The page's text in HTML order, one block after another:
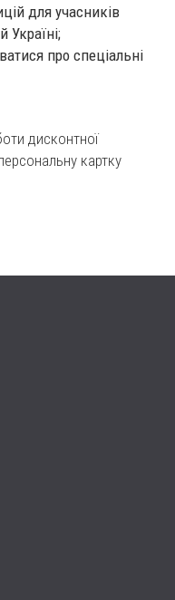
для учасників
Україні;
про спеціальні
дисконтної
картку